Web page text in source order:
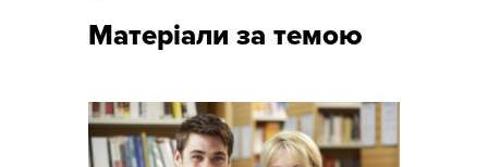
Матеріали за темою